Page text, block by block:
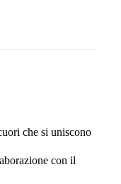
che si uniscono
con il